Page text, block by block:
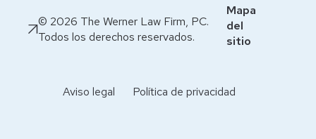
© 2026 The Werner Law Firm, PC.
Todos los derechos reservados.
Mapa
del
sitio
Aviso legal Política de privacidad